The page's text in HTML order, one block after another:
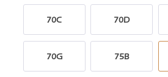
70C 70D
70G 75B